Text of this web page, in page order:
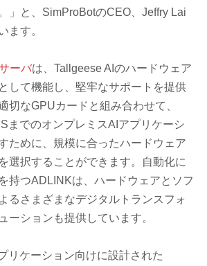
」と、SimProBotのCEO、Jeffry Lai
ます。
ーバは、Tallgeese AIのハードウェア
して機能し、堅牢なサポートを提供
切なGPUカードと組み合わせて、
までのオンプレミスAIアプリケーシ
ために、規模に合ったハードウェア
選択することができます。自動化に
持つADLINKは、ハードウェアとソフ
るさまざまなデジタルトランスフォ
ーションも提供しています。
リケーション向けに設計された